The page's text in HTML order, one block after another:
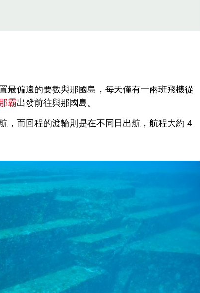
最偏遠的要數與那國島，每天僅有一兩班飛機從
霸出發前往與那國島。
，而回程的渡輪則是在不同日出航，航程大約 4